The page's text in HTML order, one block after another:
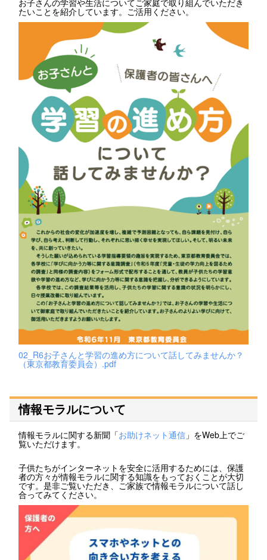
たいことを紹介しています。ご活用ください。
02_R6お子さんと学習の進め方について話してみませんか？
（東京都教育委員会）.pdf
情報モラルについて
情報モラルに関する新聞「お助けネット通信 」をWeb上でご
覧いただけます。
子供たちがインターネットを安全に活用するためには、保護
者の方々が情報モラルに関する知識をもっておくことが大切
です。是非ご覧いただき、ご家族で情報モラルについて話し
合ってみてください。